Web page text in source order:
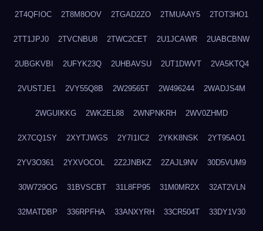
2T4QFIOC 2T8M8OOV 2TGAD2ZO 2TMUAAY5 2TOT3HO1
2TT1JPJ0 2TVCNBU8 2TWC2CET 2U1JCAWR 2UABCBNW
2UBGKVBI 2UFYK23Q 2UHBAVSU 2UT1DWVT 2VA5KTQ4
2VUSTJE1 2VY55Q8B 2W29565T 2W496244 2WADJS4M
2WGUIKKG 2WK2EL88 2WNPNKRH 2WV0ZHMD
2X7CQ1SY 2XYTJWGS 2Y7I1IC2 2YKK8NSK 2YT95AO1
2YV3O361 2YXVOCOL 2Z2JNBKZ 2ZAJL9NV 30D5VUM9
30W729OG 31BVSCBT 31L8FP95 31M0MR2X 32AT2VLN
32MATDBP 336RPFHA 33ANXYRH 33CR504T 33DY1V30